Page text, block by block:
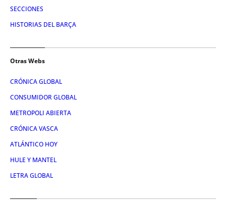
SECCIONES
HISTORIAS DEL BARÇA
Otras Webs
CRÓNICA GLOBAL
CONSUMIDOR GLOBAL
METROPOLI ABIERTA
CRÓNICA VASCA
ATLÁNTICO HOY
HULE Y MANTEL
LETRA GLOBAL